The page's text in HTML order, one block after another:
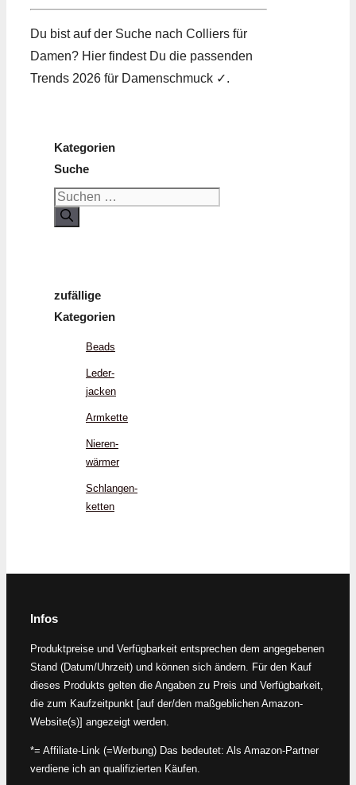
Du bist auf der Suche nach Colliers für
Damen? Hier findest Du die passenden
Trends 2026 für Damenschmuck ✓.
Kategorien
Suche
Suchen
nach:
zufällige
Kategorien
Beads
Leder­
jacken
Armkette
Nieren­
wärmer
Schlangen­
ketten
Infos
Produktpreise und Verfügbarkeit entsprechen dem angegebenen
Stand (Datum/Uhrzeit) und können sich ändern. Für den Kauf
dieses Produkts gelten die Angaben zu Preis und Verfügbarkeit,
die zum Kaufzeitpunkt [auf der/den maßgeblichen Amazon-
Website(s)] angezeigt werden.
*= Affiliate-Link (=Werbung) Das bedeutet: Als Amazon-Partner
verdiene ich an qualifizierten Käufen.